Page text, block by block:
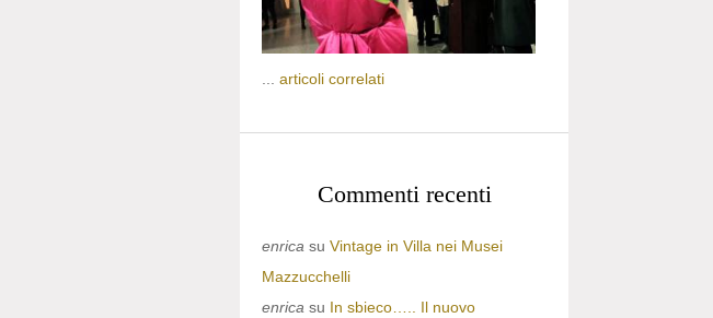
articoli correlati
Commenti recenti
enrica su Vintage in Villa nei Musei
Mazzucchelli
enrica su In sbieco….. Il nuovo